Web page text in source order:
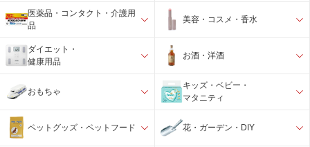
医薬品・コンタクト・介護用
品
美容・コスメ・香水
ダイエット・
健康用品
お酒・洋酒
おもちゃ
キッズ・ベビー・
マタニティ
ペットグッズ・ペットフード 花・ガーデン・DIY